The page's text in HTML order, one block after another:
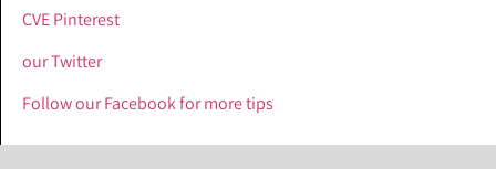
CVE Pinterest
our Twitter
Follow our Facebook for more tips